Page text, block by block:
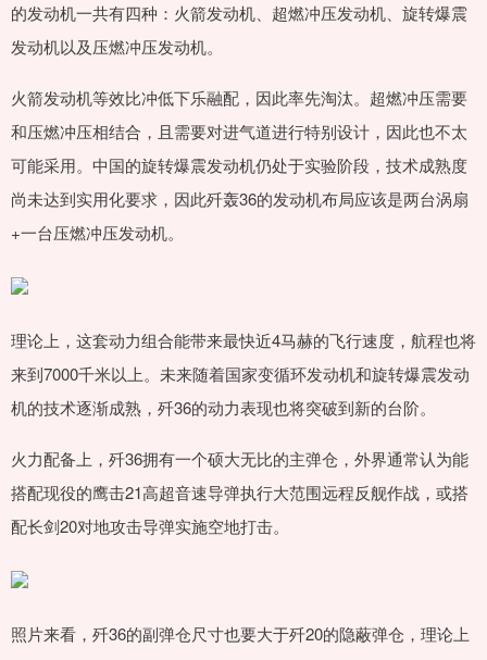
的发动机一共有四种：火箭发动机、超燃冲压发动机、旋转爆震
发动机以及压燃冲压发动机。
火箭发动机等效比冲低下乐融配，因此率先淘汰。超燃冲压需要
和压燃冲压相结合，且需要对进气道进行特别设计，因此也不太
可能采用。中国的旋转爆震发动机仍处于实验阶段，技术成熟度
尚未达到实用化要求，因此歼轰36的发动机布局应该是两台涡扇
+一台压燃冲压发动机。
理论上，这套动力组合能带来最快近4马赫的飞行速度，航程也将
来到7000千米以上。未来随着国家变循环发动机和旋转爆震发动
机的技术逐渐成熟，歼36的动力表现也将突破到新的台阶。
火力配备上，歼36拥有一个硕大无比的主弹仓，外界通常认为能
搭配现役的鹰击21高超音速导弹执行大范围远程反舰作战，或搭
配长剑20对地攻击导弹实施空地打击。
照片来看，歼36的副弹仓尺寸也要大于歼20的隐蔽弹仓，理论上